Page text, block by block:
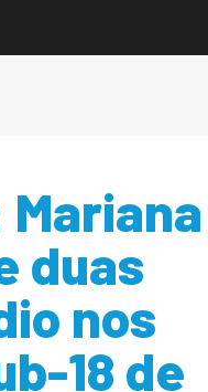
Mariana
duas
nos
18 de